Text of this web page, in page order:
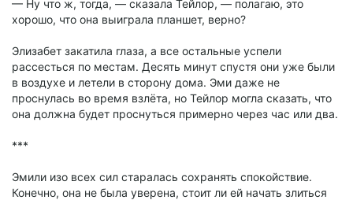
— Ну что ж, тогда, — сказала Тейлор, — полагаю, это
хорошо, что она выиграла планшет, верно?
Элизабет закатила глаза, а все остальные успели
рассесться по местам. Десять минут спустя они уже были
в воздухе и летели в сторону дома. Эми даже не
проснулась во время взлёта, но Тейлор могла сказать, что
она должна будет проснуться примерно через час или два.
***
Эмили изо всех сил старалась сохранять спокойствие.
Конечно, она не была уверена, стоит ли ей начать злиться